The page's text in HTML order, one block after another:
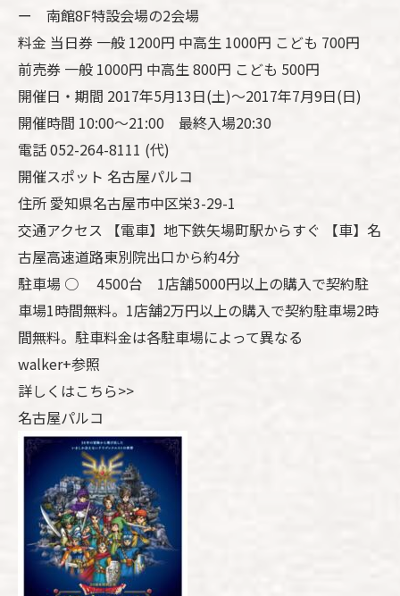
ー 南館8F特設会場の2会場
料金 当日券 一般 1200円 中高生 1000円 こども 700円
前売券 一般 1000円 中高生 800円 こども 500円
開催日・期間 2017年5月13日(土)～2017年7月9日(日)
開催時間 10:00～21:00 最終入場20:30
電話 052-264-8111 (代)
開催スポット 名古屋パルコ
住所 愛知県名古屋市中区栄3-29-1
交通アクセス 【電車】地下鉄矢場町駅からすぐ 【車】名
古屋高速道路東別院出口から約4分
駐車場 ○ 4500台 1店舗5000円以上の購入で契約駐
車場1時間無料。1店舗2万円以上の購入で契約駐車場2時
間無料。駐車料金は各駐車場によって異なる
walker+参照
詳しくはこちら>>
名古屋パルコ